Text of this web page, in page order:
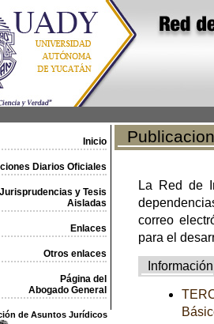
Inicio
Diarios Oficiales
Jurisprudencias y Tesis
Aisladas
Enlaces
Otros enlaces
Página del
Abogado General
de Asuntos Jurídicos
La Red de
correo
para el
Información